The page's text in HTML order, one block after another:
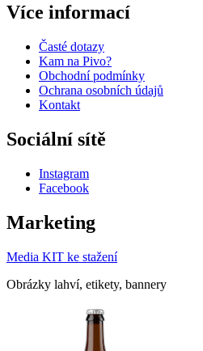
Více informací
Časté dotazy
Kam na Pivo?
Obchodní podmínky
Ochrana osobních údajů
Kontakt
Sociální sítě
Instagram
Facebook
Marketing
Media KIT ke stažení
Obrázky lahví, etikety, bannery